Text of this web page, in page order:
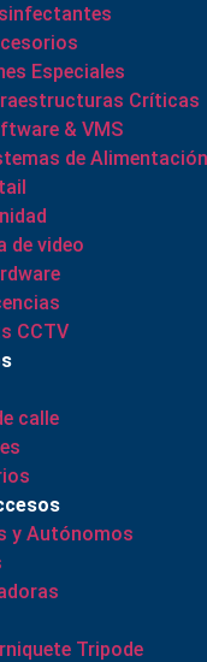
Especiales
Críticas
& VMS
de
de video
CCTV
calle
y Autónomos
Tripode